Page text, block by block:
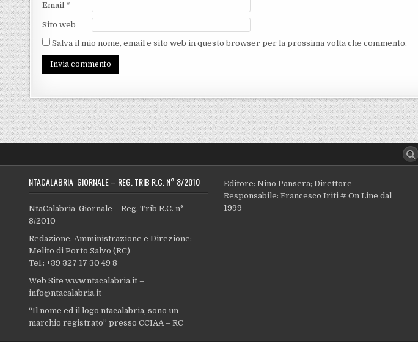
Email *
Sito web
Salva il mio nome, email e sito web in questo browser per la prossima volta che commento.
NTACALABRIA GIORNALE – REG. TRIB R.C. N° 8/2010
NtaCalabria Giornale – Reg. Trib R.C. n°
8/2010
Redazione, Amministrazione e Direzione:
Melito di Porto Salvo (RC)
Tel.: +39 327 17 30 49 8
Web Site www.ntacalabria.it –
info@ntacalabria.it
“Il nome ed il logo ntacalabria, sono un
marchio registrato” presso CCIAA – RC
Editore: Nino Pansera; Direttore
Responsabile: Francesco Iriti # On Line dal
1999